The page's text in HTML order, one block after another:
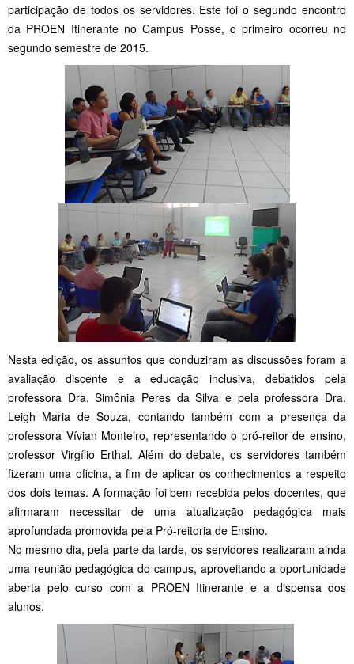
participação de todos os servidores. Este foi o segundo encontro
da PROEN Itinerante no Campus Posse, o primeiro ocorreu no
segundo semestre de 2015.
Nesta edição, os assuntos que conduziram as discussões foram a
avaliação discente e a educação inclusiva, debatidos pela
professora Dra. Simônia Peres da Silva e pela professora Dra.
Leigh Maria de Souza, contando também com a presença da
professora Vívian Monteiro, representando o pró-reitor de ensino,
professor Virgílio Erthal. Além do debate, os servidores também
fizeram uma oficina, a fim de aplicar os conhecimentos a respeito
dos dois temas. A formação foi bem recebida pelos docentes, que
afirmaram necessitar de uma atualização pedagógica mais
aprofundada promovida pela Pró-reitoria de Ensino.
No mesmo dia, pela parte da tarde, os servidores realizaram ainda
uma reunião pedagógica do campus, aproveitando a oportunidade
aberta pelo curso com a PROEN Itinerante e a dispensa dos
alunos.